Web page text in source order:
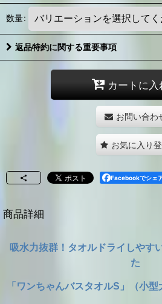
数量:
返品特約に関する重要事項
カートに入
お問い合わ
お気に入り
Facebookでシェ
商品詳細
吸水力抜群！ タオルドライしやす
た
「 ワンちゃんバスタオルS」（小型